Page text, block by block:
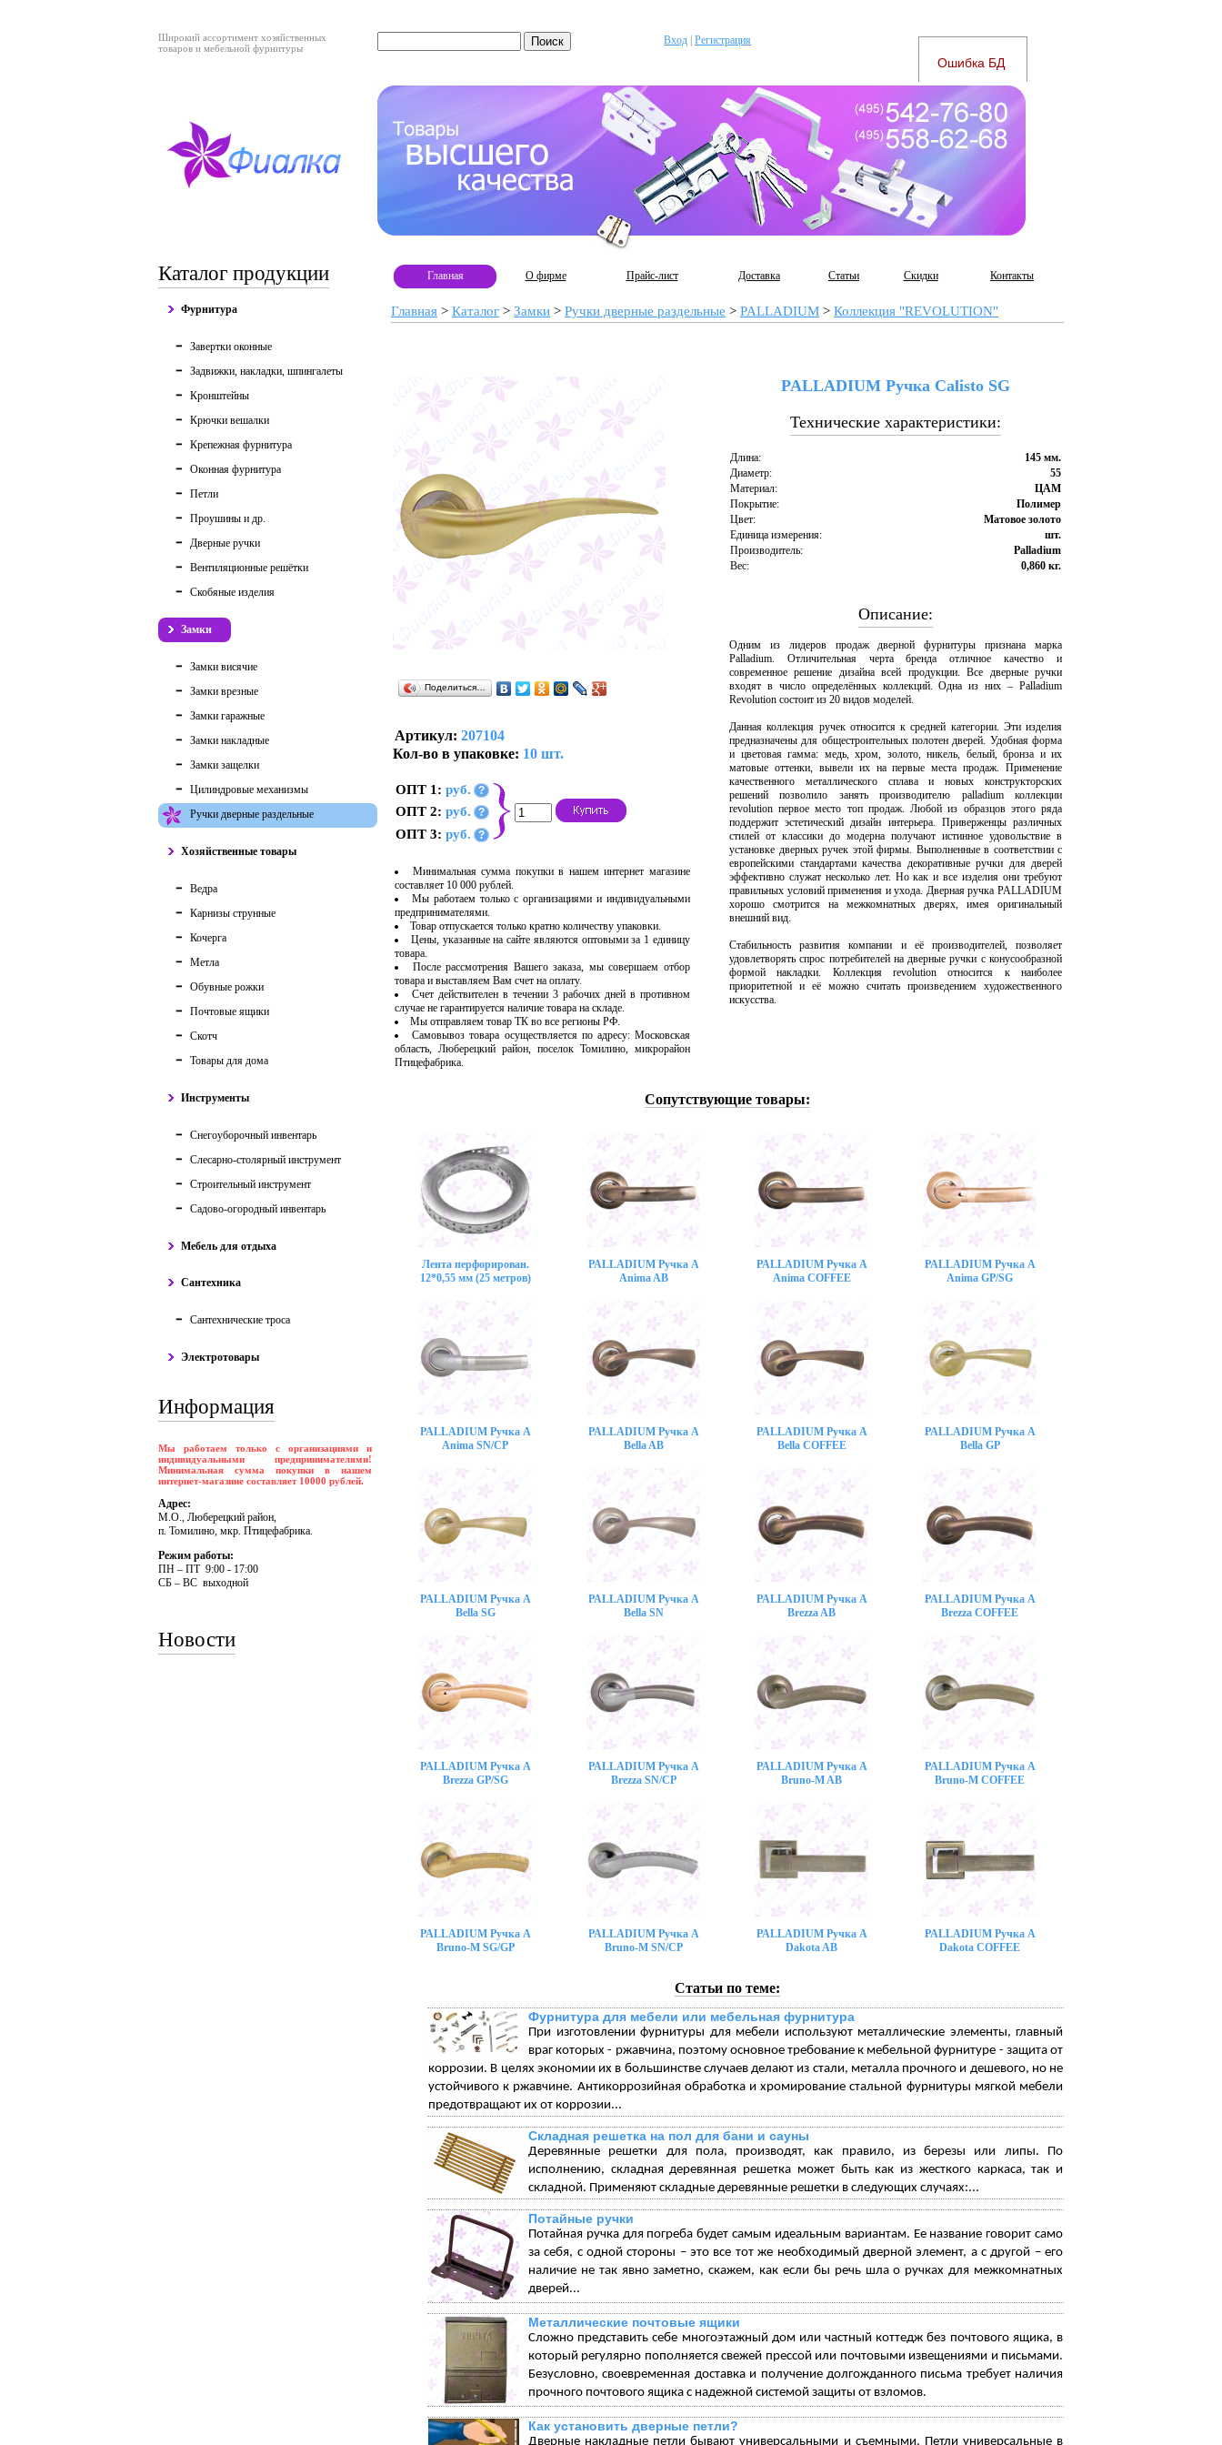
Широкий ассортимент хозяйственных
товаров и мебельной фурнитуры
Вход Регистрация
Каталог продукции
Фурнитура
Завертки оконные
Задвижки, накладки, шпингалеты
Кронштейны
Крючки вешалки
Крепежная фурнитура
Оконная фурнитура
Петли
Проушины и др.
Дверные ручки
Вентиляционные решётки
Скобяные изделия
Замки
Замки висячие
Замки врезные
Замки гаражные
Замки накладные
Замки защелки
Цилиндровые механизмы
Ручки дверные раздельные
Хозяйственные товары
Ведра
Карнизы струнные
Кочерга
Метла
Обувные рожки
Почтовые ящики
Скотч
Товары для дома
Инструменты
Снегоуборочный инвентарь
Слесарно-столярный инструмент
Строительный инструмент
Садово-огородный инвентарь
Мебель для отдыха
Сантехника
Сантехнические троса
Электротовары
Информация
Мы работаем только с организациями и
индивидуальными предпринимателями!
Минимальная сумма покупки в нашем
интернет-магазине составляет 10000 рублей.
Адрес:
М.О., Люберецкий район,
п. Томилино, мкр. Птицефабрика.
Режим работы:
ПH – ПT 9:00 - 17:00
CБ – BC выходной
Новости
Главная О фирме Прайс-лист Доставка Статьи Скидки Контакты
Главная > Каталог > Замки > Ручки дверные раздельные > PALLADIUM > Коллекция "REVOLUTION"
Поделиться…
Артикул: 207104
Кол-во в упаковке: 10 шт.
ОПТ 1: руб. ?
ОПТ 2: руб. ?
ОПТ 3: руб. ?
Минимальная сумма покупки в нашем интернет магазине
составляет 10 000 рублей.
Мы работаем только с организациями и индивидуальными
предпринимателями.
Товар отпускается только кратно количеству упаковки.
Цены, указанные на сайте являются оптовыми за 1 единицу
товара.
После рассмотрения Вашего заказа, мы совершаем отбор
товара и выставляем Вам счет на оплату.
Счет действителен в течении 3 рабочих дней в противном
случае не гарантируется наличие товара на складе.
Мы отправляем товар ТК во все регионы РФ.
Самовывоз товара осуществляется по адресу: Московская
область, Люберецкий район, поселок Томилино, микрорайон
Птицефабрика.
PALLADIUM Ручка Calisto SG
Технические характеристики:
Длина:
145 мм.
Диаметр:
55
Материал:
ЦАМ
Покрытие:
Полимер
Цвет:
Матовое золото
Единица измерения:
шт.
Производитель:
Palladium
Вес:
0,860 кг.
Описание:
Одним из лидеров продаж дверной фурнитуры признана марка
Palladium. Отличительная черта бренда отличное качество и
современное решение дизайна всей продукции. Все дверные ручки
входят в число определённых коллекций. Одна из них – Palladium
Revolution состоит из 20 видов моделей.
Данная коллекция ручек относится к средней категории. Эти изделия
предназначены для общестроительных полотен дверей. Удобная форма
и цветовая гамма: медь, хром, золото, никель, белый, бронза и их
матовые оттенки, вывели их на первые места продаж. Применение
качественного металлического сплава и новых конструкторских
решений позволило занять производителю palladium коллекции
revolution первое место топ продаж. Любой из образцов этого ряда
поддержит эстетический дизайн интерьера. Приверженцы различных
стилей от классики до модерна получают истинное удовольствие в
установке дверных ручек этой фирмы. Выполненные в соответствии с
европейскими стандартами качества декоративные ручки для дверей
эффективно служат несколько лет. Но как и все изделия они требуют
правильных условий применения и ухода. Дверная ручка PALLADIUM
хорошо смотрится на межкомнатных дверях, имея оригинальный
внешний вид.
Стабильность развития компании и её производителей, позволяет
удовлетворять спрос потребителей на дверные ручки с конусообразной
формой накладки. Коллекция revolution относится к наиболее
приоритетной и её можно считать произведением художественного
искусства.
Сопутствующие товары:
Лента перфорирован.
12*0,55 мм (25 метров)
PALLADIUM Ручка A
Anima AB
PALLADIUM Ручка A
Anima COFFEE
PALLADIUM Ручка A
Anima GP/SG
PALLADIUM Ручка A
Anima SN/CP
PALLADIUM Ручка A
Bella AB
PALLADIUM Ручка A
Bella COFFEE
PALLADIUM Ручка A
Bella GP
PALLADIUM Ручка A
Bella SG
PALLADIUM Ручка A
Bella SN
PALLADIUM Ручка A
Brezza AB
PALLADIUM Ручка A
Brezza COFFEE
PALLADIUM Ручка A
Brezza GP/SG
PALLADIUM Ручка A
Brezza SN/CP
PALLADIUM Ручка A
Bruno-M AB
PALLADIUM Ручка A
Bruno-M COFFEE
PALLADIUM Ручка A
Bruno-M SG/GP
PALLADIUM Ручка A
Bruno-M SN/CP
PALLADIUM Ручка A
Dakota AB
PALLADIUM Ручка A
Dakota COFFEE
Статьи по теме:
Фурнитура для мебели или мебельная фурнитура
При изготовлении фурнитуры для мебели используют металлические элементы, главный
враг которых - ржавчина, поэтому основное требование к мебельной фурнитуре - защита от
коррозии. В целях экономии их в большинстве случаев делают из стали, металла прочного и дешевого, но не
устойчивого к ржавчине. Антикоррозийная обработка и хромирование стальной фурнитуры мягкой мебели
предотвращают их от коррозии...
Складная решетка на пол для бани и сауны
Деревянные решетки для пола, производят, как правило, из березы или липы. По
исполнению, складная деревянная решетка может быть как из жесткого каркаса, так и
складной. Применяют складные деревянные решетки в следующих случаях:...
Потайные ручки
Потайная ручка для погреба будет самым идеальным вариантам. Ее название говорит само
за себя, с одной стороны – это все тот же необходимый дверной элемент, а с другой – его
наличие не так явно заметно, скажем, как если бы речь шла о ручках для межкомнатных
дверей...
Металлические почтовые ящики
Сложно представить себе многоэтажный дом или частный коттедж без почтового ящика, в
который регулярно пополняется свежей прессой или почтовыми извещениями и письмами.
Безусловно, своевременная доставка и получение долгожданного письма требует наличия
прочного почтового ящика с надежной системой защиты от взломов.
Как установить дверные петли?
Дверные накладные петли бывают универсальными и съемными. Петли универсальные в